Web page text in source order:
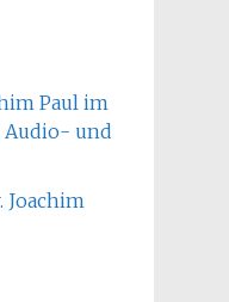
Paul im
Audio- und
Joachim